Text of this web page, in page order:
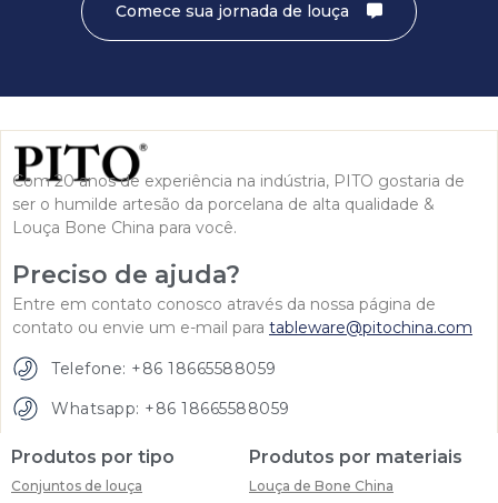
Comece sua jornada de louça
Com 20 anos de experiência na indústria, PITO gostaria de
ser o humilde artesão da porcelana de alta qualidade &
Louça Bone China para você.
Preciso de ajuda?
Entre em contato conosco através da nossa página de
contato ou envie um e-mail para tableware@pitochina.com
Telefone: +86 18665588059
Whatsapp: +86 18665588059
Produtos por tipo
Conjuntos de louça
Produtos por materiais
Louça de Bone China